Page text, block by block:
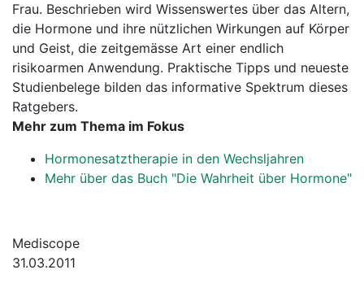
Frau. Beschrieben wird Wissenswertes über das Altern,
die Hormone und ihre nützlichen Wirkungen auf Körper
und Geist, die zeitgemässe Art einer endlich
risikoarmen Anwendung. Praktische Tipps und neueste
Studienbelege bilden das informative Spektrum dieses
Ratgebers.
Mehr zum Thema im Fokus
Hormonesatztherapie in den Wechsljahren
Mehr über das Buch "Die Wahrheit über Hormone"
Mediscope
31.03.2011